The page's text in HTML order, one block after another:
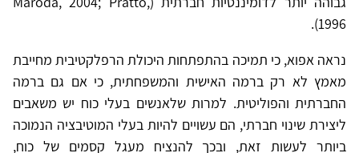
1996).
נראה אפוא, כי תמיכה בהתפתחות היכולת הרפלקטיבית מחייבת
מאמץ לא רק ברמה האישית והמשפחתית, כי אם גם ברמה
החברתית והפוליטית. למרות שלאנשים בעלי כוח יש משאבים
ליצירת שינוי חברתי, הם עשויים להיות בעלי המוטיבציה הנמוכה
ביותר לעשות זאת, ובכך להנציח מעגל קסמים של כוח,